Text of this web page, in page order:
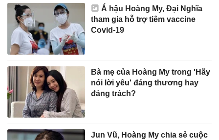
Á hậu Hoàng My, Đại Nghĩa
tham gia hỗ trợ tiêm vaccine
Covid-19
Bà mẹ của Hoàng My trong 'Hãy
nói lời yêu' đáng thương hay
đáng trách?
Jun Vũ, Hoàng My chia sẻ cuộc